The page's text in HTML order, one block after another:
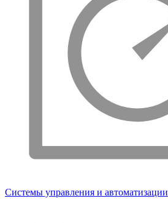
Системы управления и автоматизации